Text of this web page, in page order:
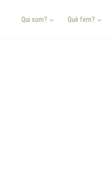
Qui som? Què fem?